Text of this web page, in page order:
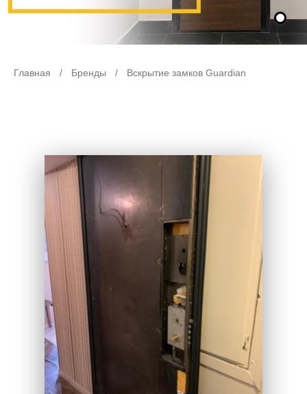
Главная / Бренды / Вскрытие замков Guardian